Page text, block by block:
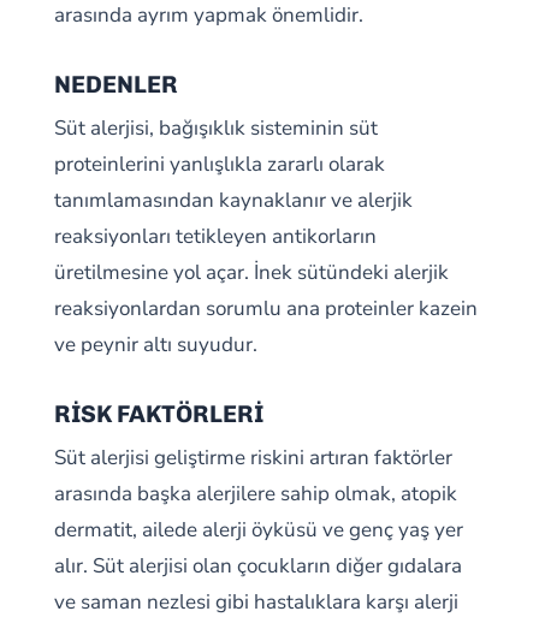
arasında ayrım yapmak önemlidir.
NEDENLER
Süt alerjisi, bağışıklık sisteminin süt
proteinlerini yanlışlıkla zararlı olarak
tanımlamasından kaynaklanır ve alerjik
reaksiyonları tetikleyen antikorların
üretilmesine yol açar. İnek sütündeki alerjik
reaksiyonlardan sorumlu ana proteinler kazein
ve peynir altı suyudur.
RİSK FAKTÖRLERİ
Süt alerjisi geliştirme riskini artıran faktörler
arasında başka alerjilere sahip olmak, atopik
dermatit, ailede alerji öyküsü ve genç yaş yer
alır. Süt alerjisi olan çocukların diğer gıdalara
ve saman nezlesi gibi hastalıklara karşı alerji